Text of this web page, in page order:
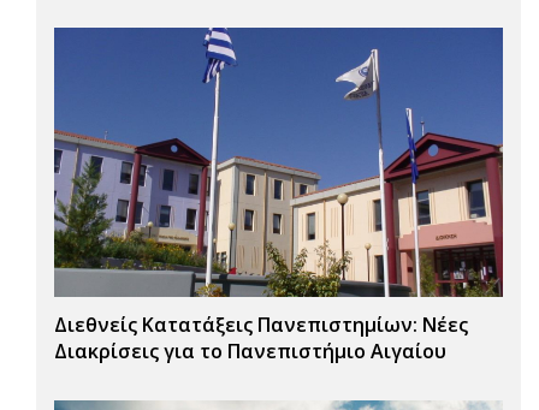
Διεθνείς Κατατάξεις Πανεπιστημίων: Νέες
Διακρίσεις για το Πανεπιστήμιο Αιγαίου